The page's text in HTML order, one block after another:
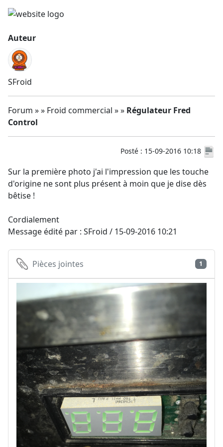
Auteur
SFroid
Forum » » Froid commercial » » Régulateur Fred
Control
Posté : 15-09-2016 10:18
Sur la première photo j'ai l'impression que les touche
d'origine ne sont plus présent à moin que je dise dès
bêtise !
Cordialement
Message édité par : SFroid / 15-09-2016 10:21
Pièces jointes 1